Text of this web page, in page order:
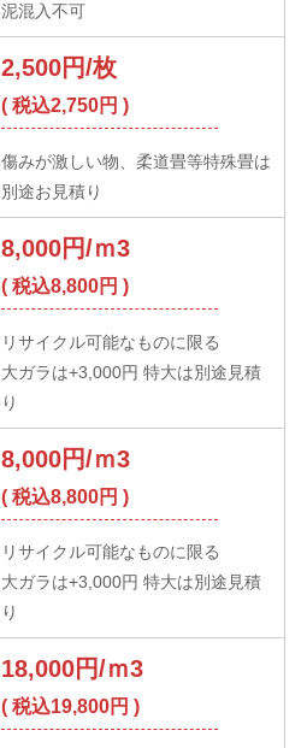
泥混入不可
2,500円/枚
( 税込2,750円 )
傷みが激しい物、柔道畳等特殊畳は
別途お見積り
8,000円/ｍ3
( 税込8,800円 )
リサイクル可能なものに限る
大ガラは+3,000円 特大は別途見積
り
8,000円/ｍ3
( 税込8,800円 )
リサイクル可能なものに限る
大ガラは+3,000円 特大は別途見積
り
18,000円/ｍ3
( 税込19,800円 )